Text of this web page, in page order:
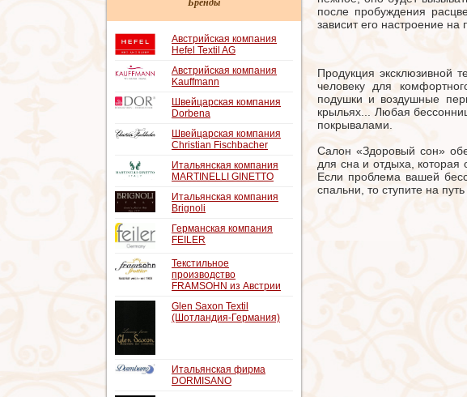
Австрийская компания
Hefel Textil AG
Австрийская компания
Kauffmann
Швейцарская компания
Dorbena
Швейцарская компания
Christian Fischbacher
Итальянская компания
MARTINELLI GINETTO
Итальянская компания
Brignoli
Германская компания
FEILER
Текстильное
производство
FRAMSOHN из Австрии
Glen Saxon Textil
(Шотландия-Германия)
Итальянская фирма
DORMISANO
после пробуждения
зависит его настроение на
Продукция эксклюзивной
человеку для
подушки и воздушные
крыльях... Любая
покрывалами.
Салон «Здоровый сон»
для сна и отдыха, которая
Если проблема вашей
спальни, то ступите на